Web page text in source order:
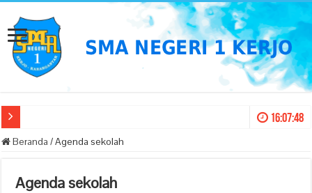
16:07:48
Beranda /Agenda sekolah
Agenda sekolah